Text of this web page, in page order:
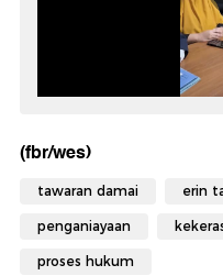
(fbr/wes)
tawaran damai erin
penganiayaan
proses hukum